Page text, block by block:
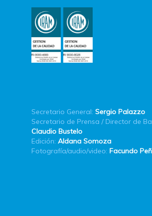
Secretario General: Sergio Palazzo
Secretario de Prensa / Director de
Claudio Bustelo
Edición: Aldana Somoza
Fotografía/audio/video: Facundo